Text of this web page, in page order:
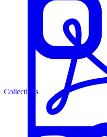
Collections